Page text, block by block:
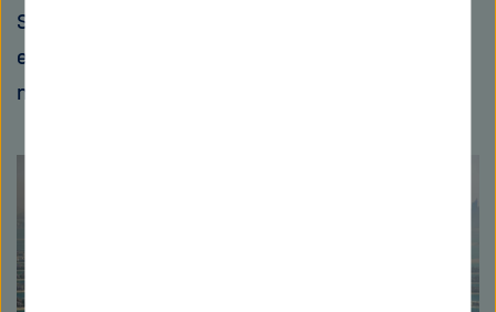
Sandnachschubs, der in Flüssen geführt wird,
erreicht deshalb nach Expertenschätzungen
nicht das Meer.